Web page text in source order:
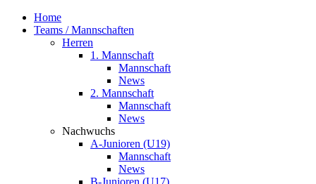
Home
Teams / Mannschaften
Herren
1. Mannschaft
Mannschaft
News
2. Mannschaft
Mannschaft
News
Nachwuchs
A-Junioren (U19)
Mannschaft
News
B-Junioren (U17)